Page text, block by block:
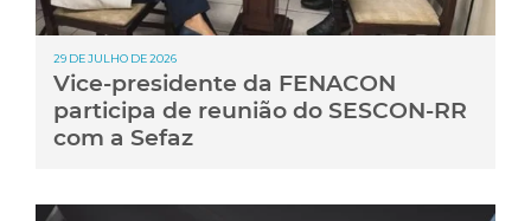
29 DE JULHO DE 2026
Vice-presidente da FENACON
participa de reunião do SESCON-RR
com a Sefaz